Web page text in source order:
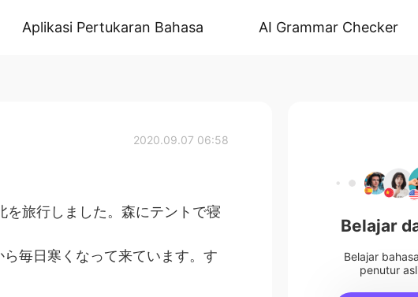
Aplikasi Pertukaran Bahasa AI Grammar Checker
2020.09.07 06:58
を旅行しました。森にテントで寝
毎日寒くなって来ています。す
Belajar
Belajar
penutur